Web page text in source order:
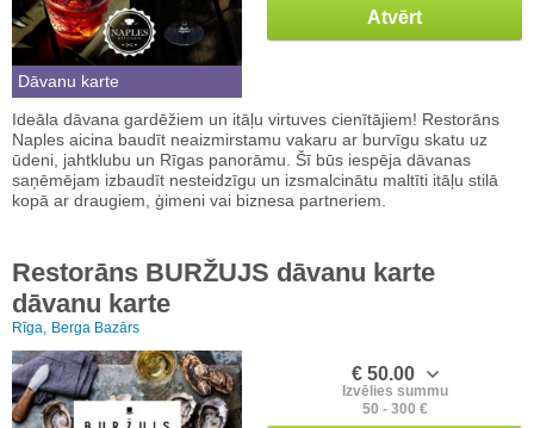
Dāvanu karte
Atvērt
Ideāla dāvana gardēžiem un itāļu virtuves cienītājiem! Restorāns
Naples aicina baudīt neaizmirstamu vakaru ar burvīgu skatu uz
ūdeni, jahtklubu un Rīgas panorāmu. Šī būs iespēja dāvanas
saņēmējam izbaudīt nesteidzīgu un izsmalcinātu maltīti itāļu stilā
kopā ar draugiem, ģimeni vai biznesa partneriem.
Restorāns BURŽUJS dāvanu karte
dāvanu karte
Rīga, Berga Bazārs
€ 50.00
Izvēlies summu
50 - 300 €